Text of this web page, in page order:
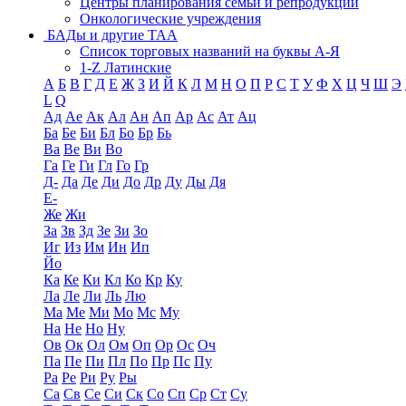
Онкологические учреждения
БАДы и другие ТАА
Список торговых названий на буквы А-Я
1-Z Латинские
А Б В Г Д Е Ж З И Й К Л М Н О П Р С Т У Ф Х Ц Ч Ш Э
L Q
Ад Ае Ак Ал Ан Ап Ар Ас Ат Ац
Ба Бе Би Бл Бо Бр Бь
Ва Ве Ви Во
Га Ге Ги Гл Го Гр
Д- Да Де Ди До Др Ду Ды Дя
Е-
Же Жи
За Зв Зд Зе Зи Зо
Иг Из Им Ин Ип
Йо
Ка Ке Ки Кл Ко Кр Ку
Ла Ле Ли Ль Лю
Ма Ме Ми Мо Мс Му
На Не Но Ну
Ов Ок Ол Ом Оп Ор Ос Оч
Па Пе Пи Пл По Пр Пс Пу
Ра Ре Ри Ру Ры
Са Св Се Си Ск Со Сп Ср Ст Су